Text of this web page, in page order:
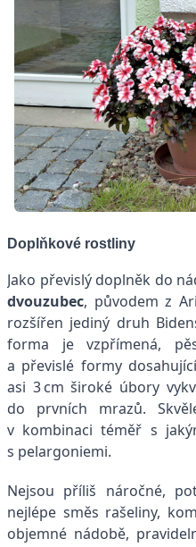
Doplňkové rostliny
Jako převislý doplněk do
dvouzubec, původem z
rozšířen jediný druh
forma je vzpřímená,
a převislé formy
asi 3 cm široké úbory
do prvních mrazů.
v kombinaci téměř s
s pelargoniemi.
Nejsou příliš náročné,
nejlépe směs rašeliny,
objemné nádobě,